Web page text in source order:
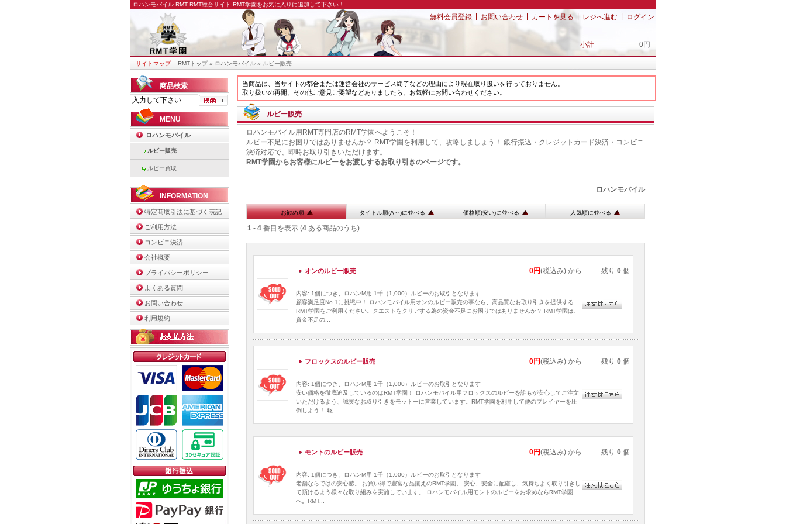
ロハンモバイル RMT RMT総合サイト RMT学園をお気に入りに追加して下さい！
無料会員登録 お問い合わせ カートを見る レジへ進む ログイン
小計 0円
サイトマップ RMTトップ» ロハンモバイル » ルビー販売
商品検索
MENU
ロハンモバイル
ルビー販売
ルビー買取
INFORMATION
特定商取引法に基づく表記
ご利用方法
コンビニ決済
会社概要
プライバシーポリシー
よくある質問
お問い合わせ
利用規約
当商品は、当サイトの都合または運営会社のサービス終了などの理由により現在取り扱いを行っておりません。
取り扱いの再開、その他ご意見ご要望などありましたら、お気軽にお問い合わせください。
ルビー販売
ロハンモバイル用RMT専門店のRMT学園へようこそ！
ルビー不足にお困りではありませんか？ RMT学園を利用して、攻略しましょう！ 銀行振込・クレジットカード決済・コンビニ
決済対応で、即時お取り引きいただけます。
RMT学園からお客様にルビーをお渡しするお取り引きのページです。
ロハンモバイル
お勧め順 タイトル順(A～)に並べる 価格順(安い)に並べる 人気順に並べる
1 - 4 番目を表示 (4 ある商品のうち)
オンのルビー販売 0円(税込み) から 残り 0 個
内容: 1個につき、ロハンM用 1千（1,000）ルビーのお取引となります
顧客満足度No.1に挑戦中！ ロハンモバイル用オンのルビー販売の事なら、高品質なお取り引きを提供する
RMT学園をご利用ください。クエストをクリアする為の資金不足にお困りではありませんか？ RMT学園は、
資金不足の...
フロックスのルビー販売 0円(税込み) から 残り 0 個
内容: 1個につき、ロハンM用 1千（1,000）ルビーのお取引となります
安い価格を徹底追及しているのはRMT学園！ ロハンモバイル用フロックスのルビーを誰もが安心してご注文
いただけるよう、誠実なお取り引きをモットーに営業しています。RMT学園を利用して他のプレイヤーを圧
倒しよう！ 駆...
モントのルビー販売 0円(税込み) から 残り 0 個
内容: 1個につき、ロハンM用 1千（1,000）ルビーのお取引となります
老舗ならではの安心感。 お買い得で豊富な品揃えのRMT学園。 安心、安全に配慮し、気持ちよく取り引きし
て頂けるよう様々な取り組みを実施しています。 ロハンモバイル用モントのルビーをお求めならRMT学園
へ。RMT...